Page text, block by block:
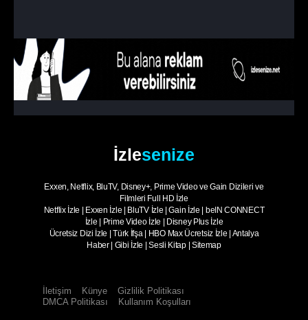
İzlesenize
Exxen, Netflix, BluTV, Disney+, Prime Video ve Gain Dizileri ve
Filmleri Full HD İzle
Netflix İzle
Exxen İzle BluTV İzle |Gain İzle
beIN CONNECT
İzle
Prime Video İzle
Disney Plus İzle
Ücretsiz Dizi İzle |Türk İfşa| HBO Max Ücretsiz İzle Antalya
Haber| Gibi İzle |Sesli Kitap| Sitemap
İletişim Künye
Gizlilik Politikası
DMCA Politikası
Kullanım Koşulları